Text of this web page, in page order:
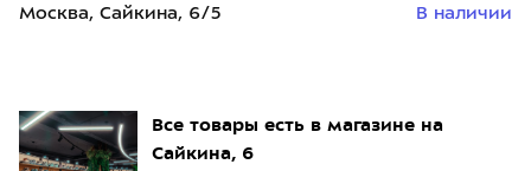
Все товары есть в магазине на
Сайкина, 6
Москва, Сайкина, 6/5 В наличии